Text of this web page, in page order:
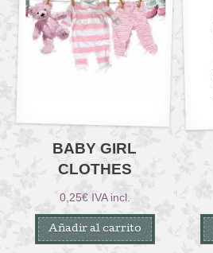
BABY GIRL
CLOTHES
0,25€ IVA incl.
Añadir al carrito